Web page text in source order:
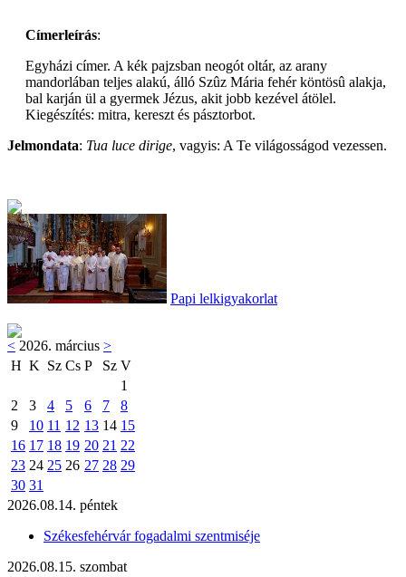
Címerleírás:
Egyházi címer. A kék pajzsban neogót oltár, az arany
mandorlában teljes alakú, álló Szûz Mária fehér köntösû alakja,
bal karján ül a gyermek Jézus, akit jobb kezével átölel.
Kiegészítés: mitra, kereszt és pásztorbot.
Jelmondata: Tua luce dirige, vagyis: A Te világosságod vezessen.
Papi lelkigyakorlat
< 2026. március >
H K Sz Cs P Sz V
1
2
3 4 5 6 7
8
9
10 11 12 13 14 15
16 17 18 19 20 21 22
23 24 25 26 27 28 29
30 31
2026.08.14. péntek
Székesfehérvár fogadalmi szentmiséje
2026.08.15. szombat